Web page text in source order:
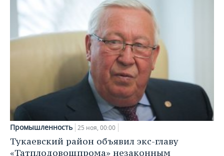
Промышленность 25 ноя, 00:00
Тукаевский район объявил экс-главу
«Татплодовощпрома» незаконным